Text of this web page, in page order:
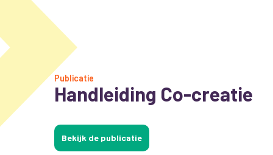
Publicatie
Handleiding Co-creatie
Bekijk de publicatie